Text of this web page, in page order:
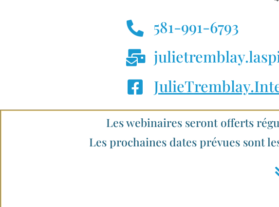
581-991-6793
Les webinaires seront offerts
Les prochaines dates prévues sont